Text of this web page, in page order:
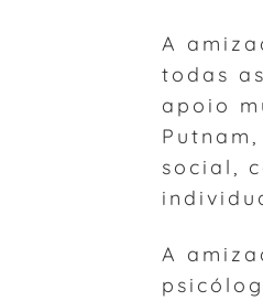
A
todas
apoio
social,
A